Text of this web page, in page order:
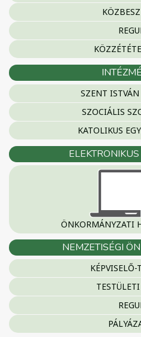
SZENT
SZOCIÁLIS
KATOLIKUS
ÖNKORMÁNYZATI
NEMZETISÉGI
KÉPVISELŐ-